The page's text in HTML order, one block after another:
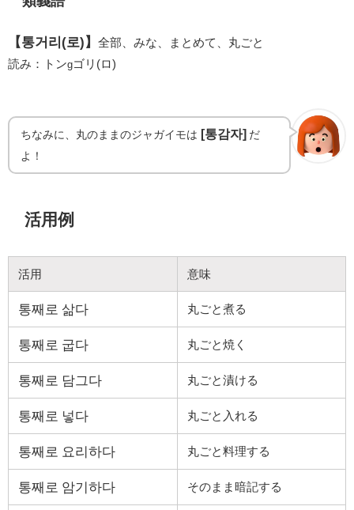
【통거리(로)】 全部、みな、まとめて、丸ごと
読み：トンgゴリ(ロ)
ちなみに、丸のままのジャガイモは [통감자] だ
よ！
活用例
活用 意味
통째로 삶다 丸ごと煮る
통째로 굽다 丸ごと焼く
통째로 담그다 丸ごと漬ける
통째로 넣다 丸ごと入れる
통째로 요리하다 丸ごと料理する
통째로 암기하다 そのまま暗記する